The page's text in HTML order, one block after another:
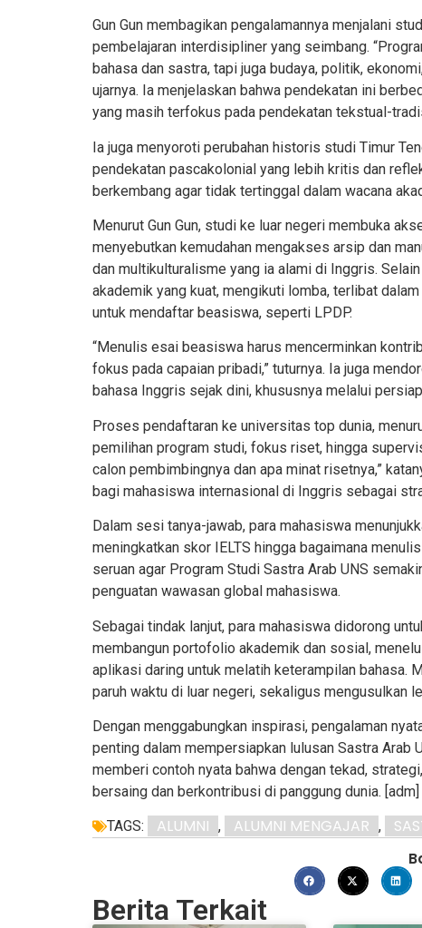
Gun Gun membagikan pengalamannya menjalani
pembelajaran interdisipliner yang seimbang.
bahasa dan sastra, tapi juga budaya, politik,
ujarnya. Ia menjelaskan bahwa pendekatan ini
yang masih terfokus pada pendekatan tekstual-
Ia juga menyoroti perubahan historis studi Timur
pendekatan pascakolonial yang lebih kritis dan
berkembang agar tidak tertinggal dalam wacana
Menurut Gun Gun, studi ke luar negeri membuka
menyebutkan kemudahan mengakses arsip dan
dan multikulturalisme yang ia alami di Inggris.
akademik yang kuat, mengikuti lomba, terlibat
untuk mendaftar beasiswa, seperti LPDP.
“Menulis esai beasiswa harus mencerminkan
fokus pada capaian pribadi,” tuturnya. Ia juga
bahasa Inggris sejak dini, khususnya melalui
Proses pendaftaran ke universitas top dunia,
pemilihan program studi, fokus riset, hingga
calon pembimbingnya dan apa minat risetnya,”
bagi mahasiswa internasional di Inggris sebagai
Dalam sesi tanya-jawab, para mahasiswa
meningkatkan skor IELTS hingga bagaimana
seruan agar Program Studi Sastra Arab UNS
penguatan wawasan global mahasiswa.
Sebagai tindak lanjut, para mahasiswa didorong
membangun portofolio akademik dan sosial,
aplikasi daring untuk melatih keterampilan bahasa.
paruh waktu di luar negeri, sekaligus mengusulkan
Dengan menggabungkan inspirasi, pengalaman
penting dalam mempersiapkan lulusan Sastra Arab
memberi contoh nyata bahwa dengan tekad,
bersaing dan berkontribusi di panggung dunia. [adm]
TAGS: ALUMNI , ALUMNI MENGAJAR ,
Berita Terkait